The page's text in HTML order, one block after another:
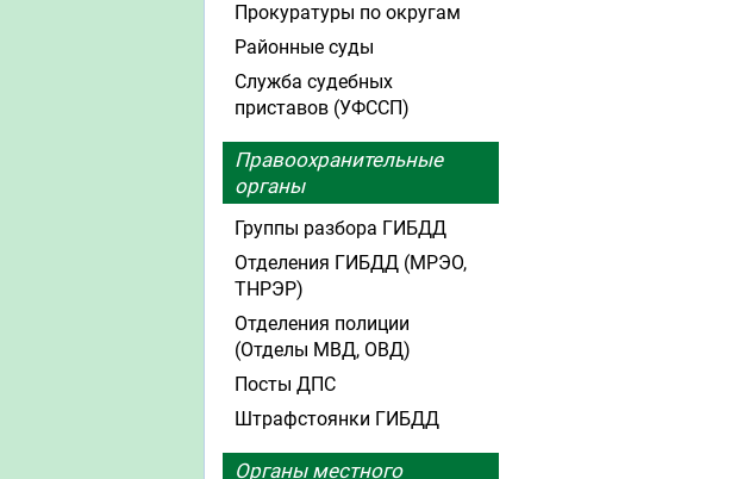
Прокуратуры по округам
Районные суды
Служба судебных
приставов (УФССП)
Правоохранительные
органы
Группы разбора ГИБДД
Отделения ГИБДД (МРЭО,
ТНРЭР)
Отделения полиции
(Отделы МВД, ОВД)
Посты ДПС
Штрафстоянки ГИБДД
Органы местного